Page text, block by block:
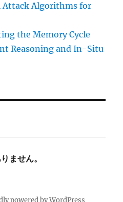
Algorithms for
the Memory Cycle
Reasoning and In-Situ
ません。
powered by WordPress